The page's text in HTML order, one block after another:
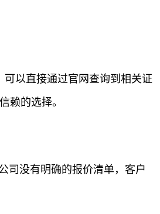
以直接通过官网查询到相关证
赖的选择。
司没有明确的报价清单，客户